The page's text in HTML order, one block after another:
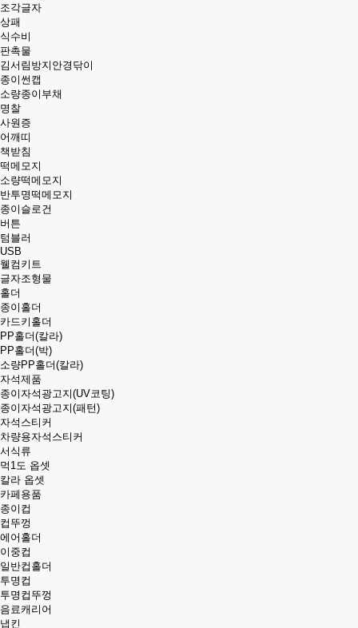
조각글자
상패
식수비
판촉물
김서림방지안경닦이
종이썬캡
소량종이부채
명찰
사원증
어깨띠
책받침
떡메모지
소량떡메모지
반투명떡메모지
종이슬로건
버튼
텀블러
USB
웰컴키트
글자조형물
홀더
종이홀더
카드키홀더
PP홀더(칼라)
PP홀더(박)
소량PP홀더(칼라)
자석제품
종이자석광고지(UV코팅)
종이자석광고지(패턴)
자석스티커
차량용자석스티커
서식류
먹1도 옵셋
칼라 옵셋
카페용품
종이컵
컵뚜껑
에어홀더
이중컵
일반컵홀더
투명컵
투명컵뚜껑
음료캐리어
냅킨